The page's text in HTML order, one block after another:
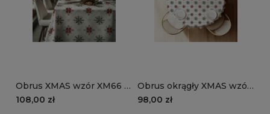
Obrus XMAS wzór XM66 |
Zimowy ornament
108,00 zł
Obrus okrągły XMAS wzór
XM66 | Zimowy ornament
98,00 zł